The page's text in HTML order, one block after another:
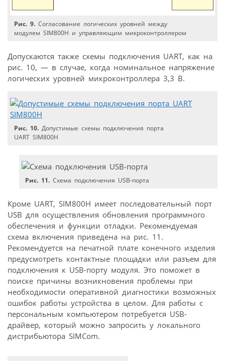
Рис. 9. Согласование логических уровней между
модулем SIM800H и управляющим микроконтроллером
Допускаются также схемы подключения UART, как на
рис. 10, — в случае, когда номинальное напряжение
логических уровней микроконтроллера 3,3 В.
Рис. 10. Допустимые схемы подключения порта
UART SIM800H
Рис. 11. Схема подключения USB-порта
Кроме UART, SIM800H имеет последовательный порт
USB для осуществления обновления программного
обеспечения и функции отладки. Рекомендуемая
схема включения приведена на рис. 11.
Рекомендуется на печатной плате конечного изделия
предусмотреть контактные площадки или разъем для
подключения к USB-порту модуля. Это поможет в
поиске причины возникновения проблемы при
необходимости оперативной диагностики возможных
ошибок работы устройства в целом. Для работы с
персональным компьютером потребуется USB-
драйвер, который можно запросить у локального
дистрибьютора SIMCom.